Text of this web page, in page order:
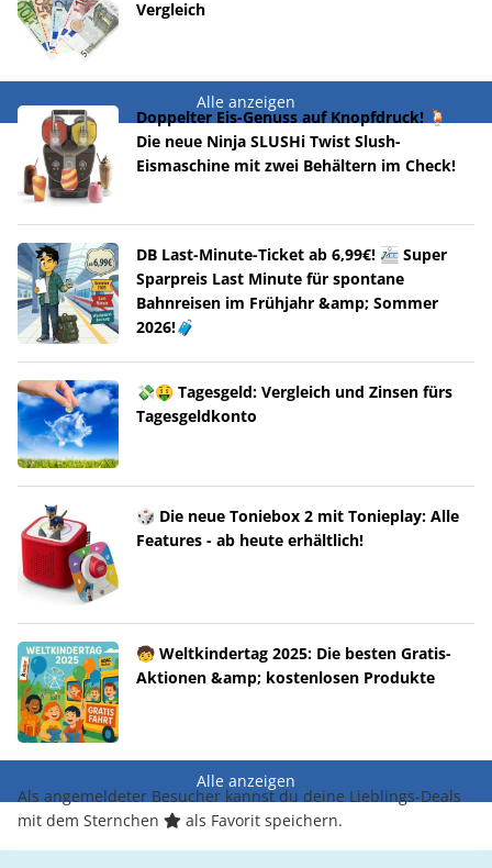
Vergleich
Alle anzeigen
Doppelter Eis-Genuss auf Knopfdruck! 🍹
Die neue Ninja SLUSHi Twist Slush-
Eismaschine mit zwei Behältern im Check!
DB Last-Minute-Ticket ab 6,99€! 🚈 Super
Sparpreis Last Minute für spontane
Bahnreisen im Frühjahr &amp; Sommer
2026!🧳
💸🤑 Tagesgeld: Vergleich und Zinsen fürs
Tagesgeldkonto
🎲 Die neue Toniebox 2 mit Tonieplay: Alle
Features - ab heute erhältlich!
🧒 Weltkindertag 2025: Die besten Gratis-
Aktionen &amp; kostenlosen Produkte
Alle anzeigen
Als angemeldeter Besucher kannst du deine Lieblings-Deals
mit dem Sternchen
als Favorit speichern.